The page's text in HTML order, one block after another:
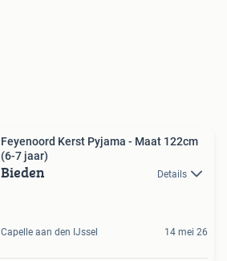
Feyenoord Kerst Pyjama - Maat 122cm
(6-7 jaar)
Bieden Details
Capelle aan den IJssel 14 mei 26